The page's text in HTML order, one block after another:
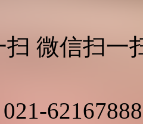
微信扫一
021-62167888